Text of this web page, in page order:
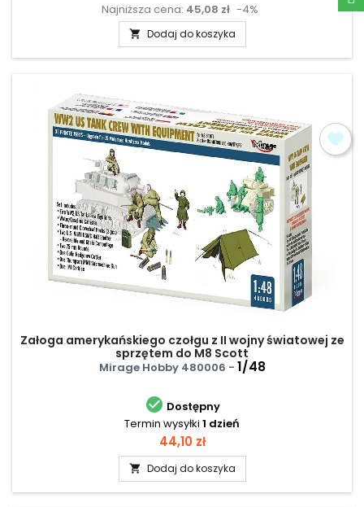
podstawowa
Najniższa cena: 45,08 zł -4%
 Dodaj do koszyka
Załoga amerykańskiego czołgu z II wojny światowej ze
sprzętem do M8 Scott
Mirage Hobby 480006 - 1/48
 Dostępny
Termin wysyłki 1 dzień
Cena
44,10 zł
 Dodaj do koszyka